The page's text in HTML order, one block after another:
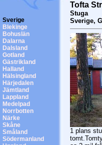
Sverige
Blekinge
Bohuslän
Dalarna
Dalsland
Gotland
Gästrikland
Halland
Hälsingland
Härjedalen
Jämtland
Lappland
Medelpad
Norrbotten
Närke
Skåne
Småland
Södermanland
Tofta
Stuga
Sverige,
1 plans